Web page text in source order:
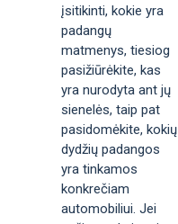
įsitikinti, kokie yra
padangų
matmenys, tiesiog
pasižiūrėkite, kas
yra nurodyta ant jų
sienelės, taip pat
pasidomėkite, kokių
dydžių padangos
yra tinkamos
konkrečiam
automobiliui. Jei